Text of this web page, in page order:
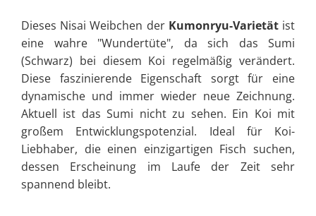
Dieses Nisai Weibchen der Kumonryu-Varietätist
eine wahre "Wundertüte", da sich das Sumi
(Schwarz) bei diesem Koi regelmäßig verändert.
Diese faszinierende Eigenschaft sorgt für eine
dynamische und immer wieder neue Zeichnung.
Aktuell ist das Sumi nicht zu sehen. Ein Koi mit
großem Entwicklungspotenzial. Ideal für Koi-
Liebhaber, die einen einzigartigen Fisch suchen,
dessen Erscheinung im Laufe der Zeit sehr
spannend bleibt.